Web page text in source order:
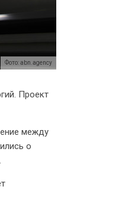
Фото: abn.agency
Проект
между
о